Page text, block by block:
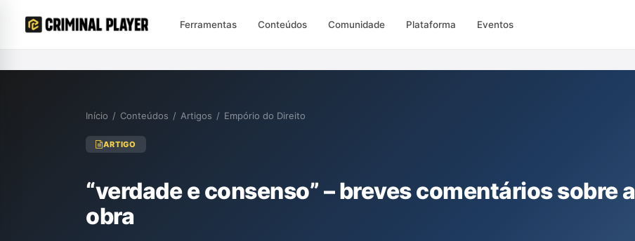
Ferramentas Conteúdos Comunidade Plataforma Eventos
Início / Conteúdos / Artigos / Empório do Direito
ARTIGO
“verdade e consenso” – breves comentários sobre a
obra